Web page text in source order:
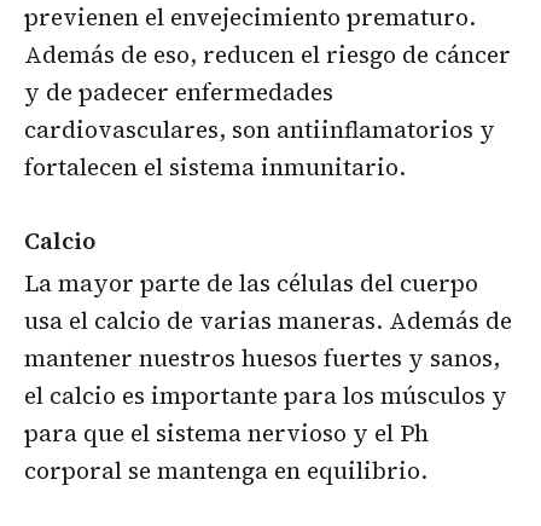
previenen el envejecimiento prematuro.
Además de eso, reducen el riesgo de cáncer
y de padecer enfermedades
cardiovasculares, son antiinflamatorios y
fortalecen el sistema inmunitario.
Calcio
La mayor parte de las células del cuerpo
usa el calcio de varias maneras. Además de
mantener nuestros huesos fuertes y sanos,
el calcio es importante para los músculos y
para que el sistema nervioso y el Ph
corporal se mantenga en equilibrio.